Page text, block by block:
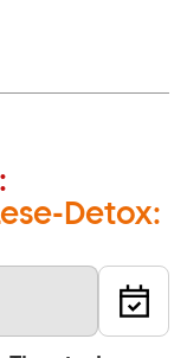
Detox: